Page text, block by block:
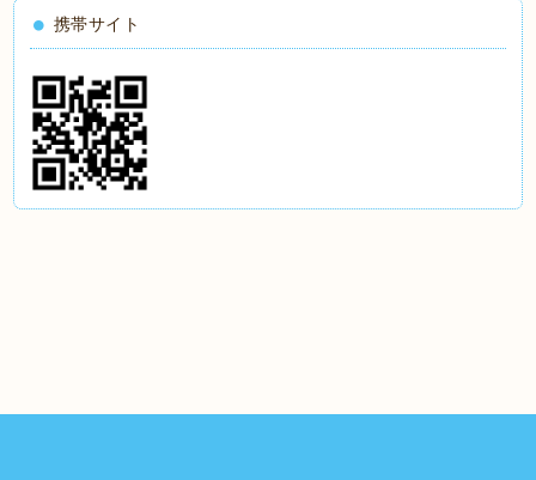
携帯サイト